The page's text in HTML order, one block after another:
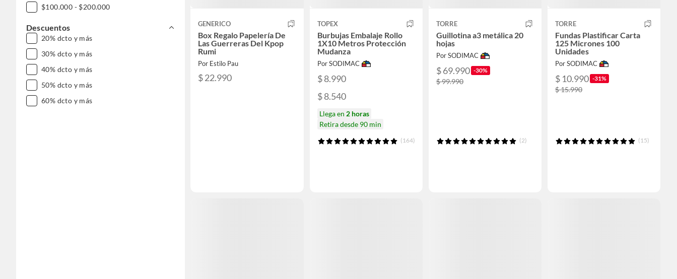
$100.000 - $200.000
Descuentos
20% dcto y más
30% dcto y más
40% dcto y más
50% dcto y más
60% dcto y más
GENERICO
Box Regalo Papelería De
Las Guerreras Del Kpop
Rumi
Por Estilo Pau
$ 22.990
TOPEX
Burbujas Embalaje Rollo
1X10 Metros Protección
Mudanza
Por SODIMAC
$ 8.990
$ 8.540
Llega en 2 horas
Retira desde 90 min
(164)
TORRE
Guillotina a3 metálica 20
hojas
Por SODIMAC
$ 69.990 -30%
$ 99.990
(2)
TORRE
Fundas Plastificar Carta
125 Micrones 100
Unidades
Por SODIMAC
$ 10.990 -31%
$ 15.990
(15)